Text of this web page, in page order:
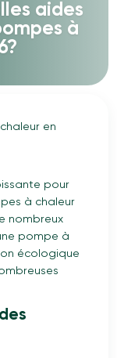
aides
à
en
pour
à chaleur
nombreux
pompe à
écologique